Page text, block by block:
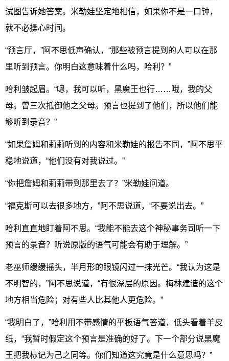
试图告诉她答案。米勒娃坚定地相信，如果你不是一口钟，
就不必操心时间。
“预言厅，”阿不思低声确认，“那些被预言提到的人可以在那
里听到预言。你明白这意味着什么吗，哈利？”
哈利皱起眉。“嗯，我可以听，黑魔王也行……哦，我的父
母。曾三次抵御他之父母。预言也提到了他们，所以他们能
够听到录音？”
“如果詹姆和莉莉听到的内容和米勒娃的报告不同，”阿不思平
稳地说道，“他们没有对我说过。”
“你把詹姆和莉莉带到那里去了？”米勒娃问道。
“福克斯可以去很多地方，”阿不思说道，“不要说出去。”
哈利直直地盯着阿不思。“我能不能去这个神秘事务司听一下
预言的录音？听说原版的语气可能会有助于理解。”
老巫师缓缓摇头，半月形的眼镜闪过一抹光芒。“我认为这是
不明智的，”阿不思说道，“有很深层的原因。梅林建造的这个
地方相当危险；对有些人比其他人更危险。”
“我明白了，”哈利用不带感情的平板语气答道，低头看着羊皮
纸，“我暂时假定这个预言是准确的好了。下一个部分说黑魔
王把我标记为己之同等。你们知道这究竟是什么意思吗？”